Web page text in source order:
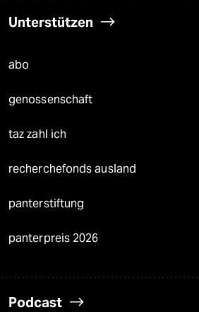
Unterstützen
abo
genossenschaft
taz zahl ich
recherchefonds ausland
panterstiftung
panterpreis 2026
Podcast